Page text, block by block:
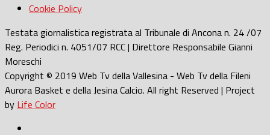
Cookie Policy
Testata giornalistica registrata al Tribunale di Ancona n. 24 /07
Reg. Periodici n. 4051/07 RCC | Direttore Responsabile Gianni
Moreschi
Copyright © 2019 Web Tv della Vallesina - Web Tv della Fileni
Aurora Basket e della Jesina Calcio. All right Reserved | Project
by Life Color